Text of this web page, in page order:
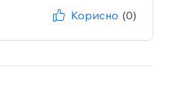
Корисно (0)